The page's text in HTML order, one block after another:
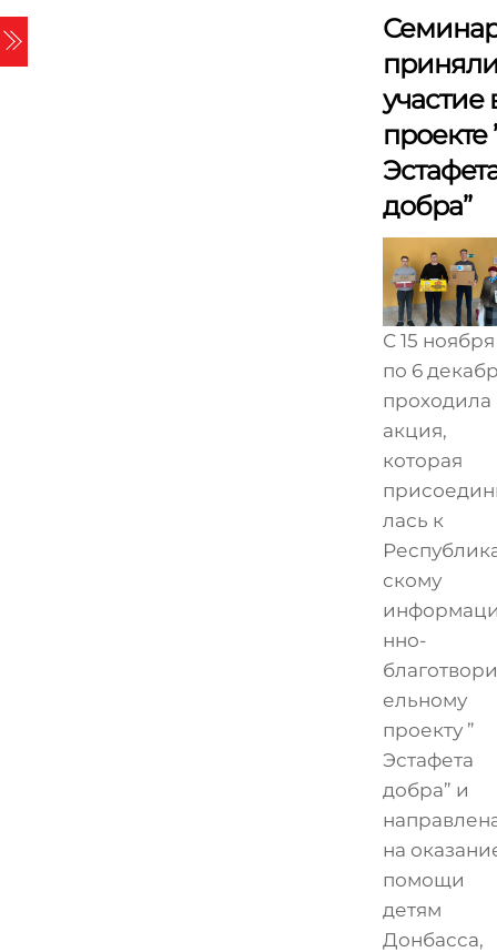
Skip
to
content
участие
проекте
добра”
С 15 ноября
по 6
проходила
акция,
которая
лась к
скому
нно-
ельному
проекту ”
Эстафета
добра” и
на
помощи
детям
Донбасса,